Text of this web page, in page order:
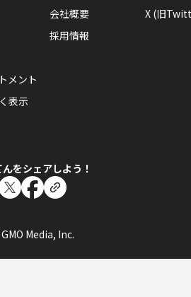
メント
表示
会社概要
採用情報
X (旧
をシェアしよう！
Media, Inc.